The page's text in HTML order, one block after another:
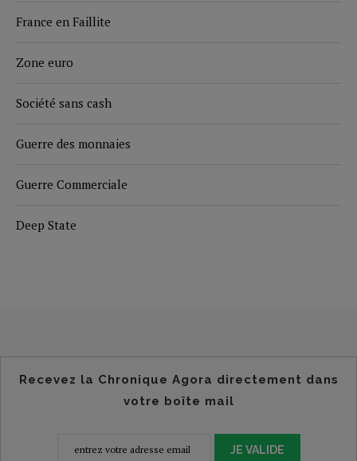
France en Faillite
Zone euro
Société sans cash
Guerre des monnaies
Guerre Commerciale
Deep State
Recevez la Chronique Agora directement dans
votre boîte mail
JE VALIDE